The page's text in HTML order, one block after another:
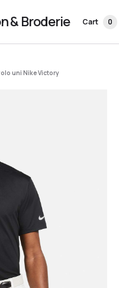
& Broderie Cart 0
uni Nike Victory